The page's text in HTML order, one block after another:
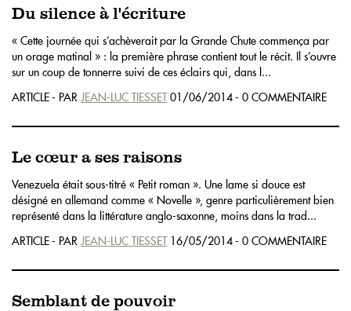
Du silence à l'écriture
« Cette journée qui s’achèverait par la Grande Chute commença par
un orage matinal » : la première phrase contient tout le récit. Il s’ouvre
sur un coup de tonnerre suivi de ces éclairs qui, dans l...
ARTICLE - PAR JEAN-LUC TIESSET01/06/2014 - 0 COMMENTAIRE
Le cœur a ses raisons
Venezuela était sous-titré « Petit roman ». Une lame si douce est
désigné en allemand comme « Novelle », genre particulièrement bien
représenté dans la littérature anglo-saxonne, moins dans la trad...
ARTICLE - PAR JEAN-LUC TIESSET16/05/2014 - 0 COMMENTAIRE
Semblant de pouvoir